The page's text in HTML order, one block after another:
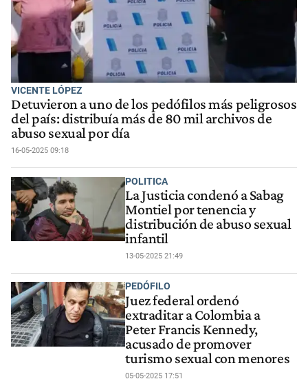
VICENTE LÓPEZ
Detuvieron a uno de los pedófilos más peligrosos
del país: distribuía más de 80 mil archivos de
abuso sexual por día
16-05-2025 09:18
POLITICA
La Justicia condenó a Sabag
Montiel por tenencia y
distribución de abuso sexual
infantil
13-05-2025 21:49
PEDÓFILO
Juez federal ordenó
extraditar a Colombia a
Peter Francis Kennedy,
acusado de promover
turismo sexual con menores
05-05-2025 17:51